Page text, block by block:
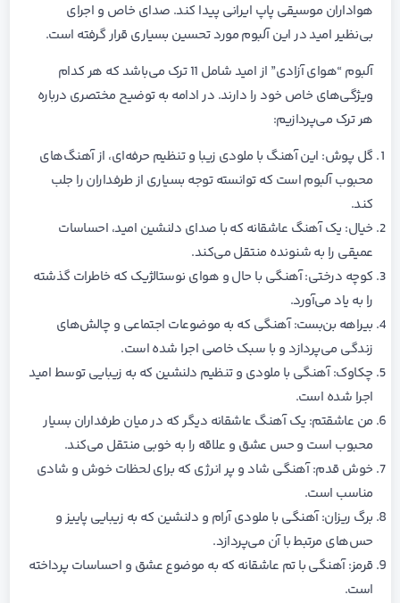
هواداران موسیقی پاپ ایرانی پیدا کند. صدای خاص و اجرای
بی‌نظیر امید در این آلبوم مورد تحسین بسیاری قرار گرفته است.
آلبوم “هوای آزادی” از امید شامل 11 ترک می‌باشد که هر کدام
ویژگی‌های خاص خود را دارند. در ادامه به توضیح مختصری درباره
هر ترک می‌پردازیم:
گل پوش: این آهنگ با ملودی زیبا و تنظیم حرفه‌ای، از آهنگ‌های
محبوب آلبوم است که توانسته توجه بسیاری از طرفداران را جلب
کند.
خیال: یک آهنگ عاشقانه که با صدای دلنشین امید، احساسات
عمیقی را به شنونده منتقل می‌کند.
کوچه درختی: آهنگی با حال و هوای نوستالژیک که خاطرات گذشته
را به یاد می‌آورد.
بیراهه بن‌بست: آهنگی که به موضوعات اجتماعی و چالش‌های
زندگی می‌پردازد و با سبک خاصی اجرا شده است.
چکاوک: آهنگی با ملودی و تنظیم دلنشین که به زیبایی توسط امید
اجرا شده است.
من عاشقتم: یک آهنگ عاشقانه دیگر که در میان طرفداران بسیار
محبوب است و حس عشق و علاقه را به خوبی منتقل می‌کند.
خوش قدم: آهنگی شاد و پر انرژی که برای لحظات خوش و شادی
مناسب است.
برگ ریزان: آهنگی با ملودی آرام و دلنشین که به زیبایی پاییز و
حس‌های مرتبط با آن می‌پردازد.
قرمز: آهنگی با تم عاشقانه که به موضوع عشق و احساسات پرداخته
است.